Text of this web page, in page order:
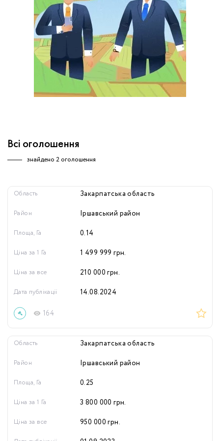
Всі оголошення
знайдено 2 оголошення
Область Закарпатська область
Район Іршавський район
Площа, Га 0.14
Ціна за 1 Га 1 499 999 грн.
Ціна за все 210 000 грн.
164
Дата публікації 14.08.2024
Область Закарпатська область
Район Іршавський район
Площа, Га 0.25
Ціна за 1 Га 3 800 000 грн.
Ціна за все 950 000 грн.
Немає облікового запису?
Зареєструватися
УВІЙТИ
обробку персональних даних.
ЗАМОВИТИ КОНСУЛЬТАЦІЮ